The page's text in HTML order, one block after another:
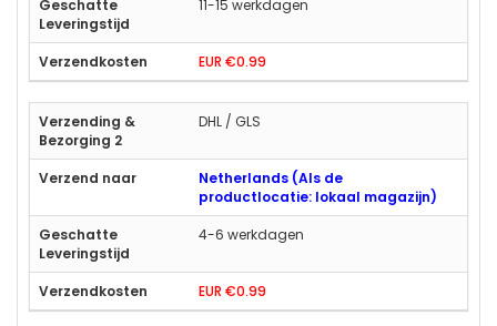
11-15 werkdagen
EUR €0.99
DHL / GLS
Netherlands (Als de
productlocatie: lokaal magazijn)
4-6 werkdagen
EUR €0.99